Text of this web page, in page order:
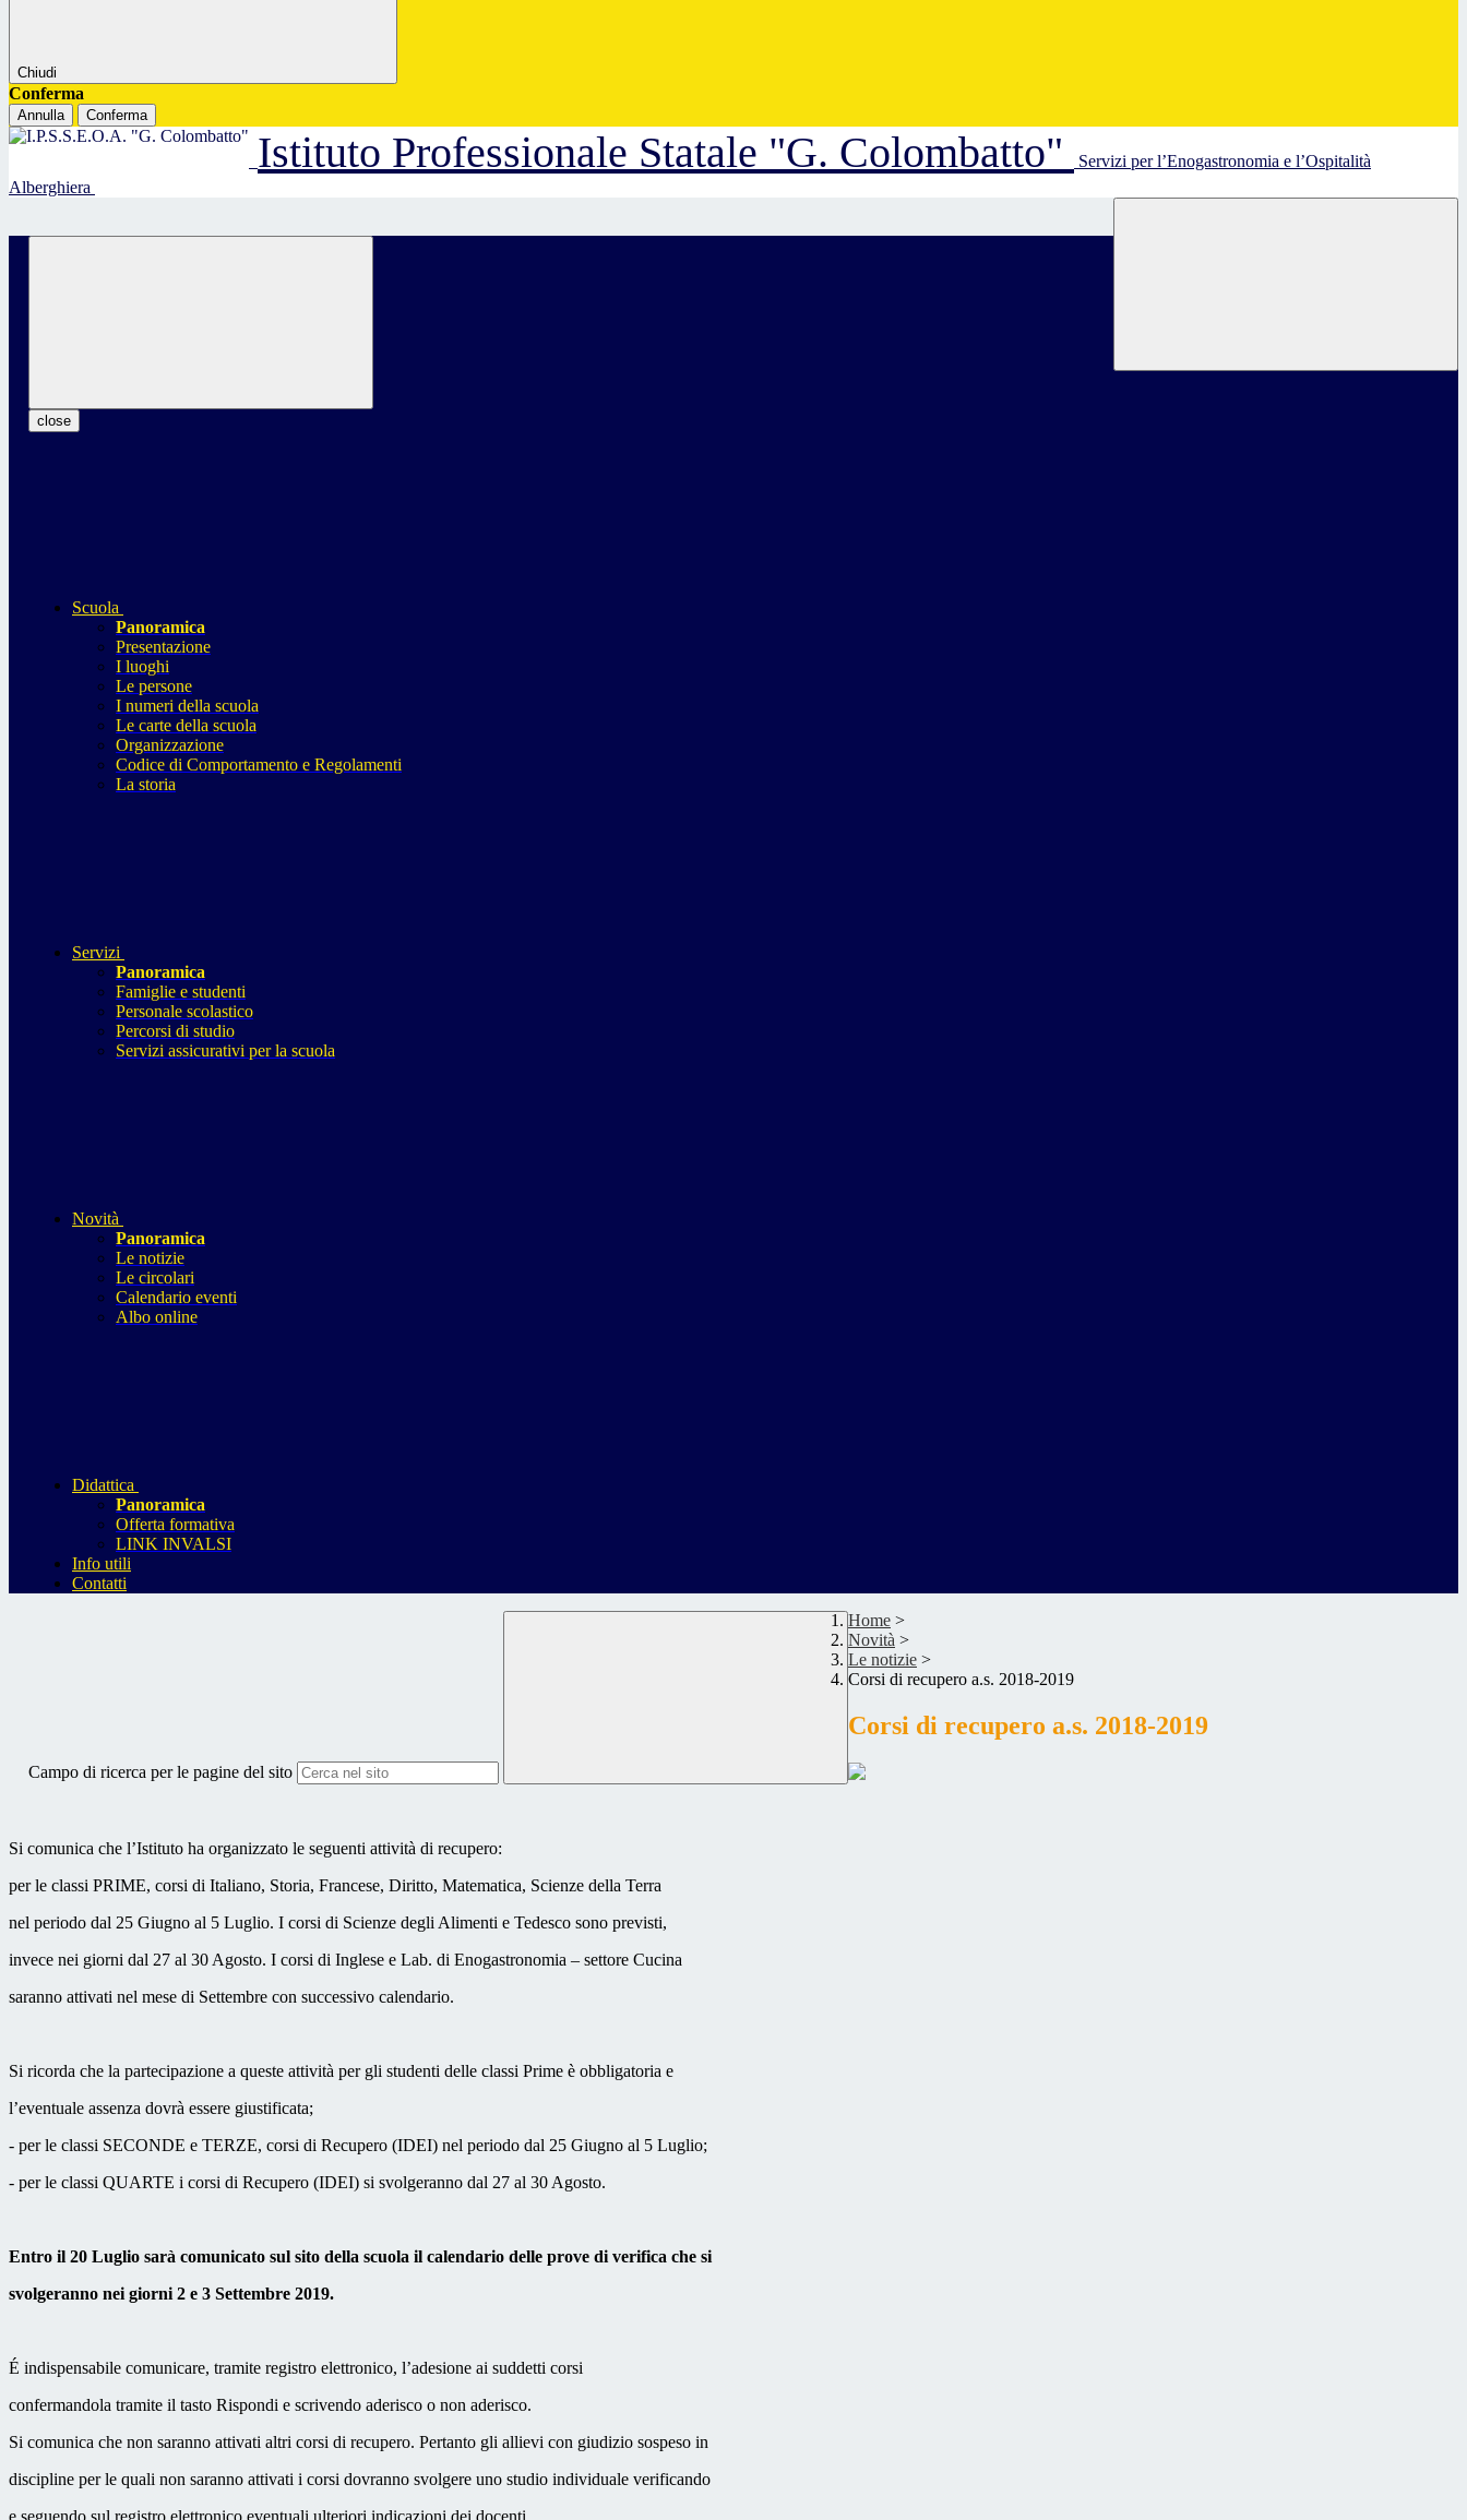
Chiudi
Conferma
Annulla Conferma
Istituto Professionale Statale "G. Colombatto"
Servizi per l’Enogastronomia e l’Ospitalità
Alberghiera
close
Scuola
Panoramica
Presentazione
I luoghi
Le persone
I numeri della scuola
Le carte della scuola
Organizzazione
Codice di Comportamento e Regolamenti
La storia
Servizi
Panoramica
Famiglie e studenti
Personale scolastico
Percorsi di studio
Servizi assicurativi per la scuola
Novità
Panoramica
Le notizie
Le circolari
Calendario eventi
Albo online
Didattica
Panoramica
Offerta formativa
LINK INVALSI
Info utili
Contatti
Campo di ricerca per le pagine del sito
Home >
Novità >
Le notizie >
Corsi di recupero a.s. 2018-2019
Corsi di recupero a.s. 2018-2019
Si comunica che l’Istituto ha organizzato le seguenti attività di recupero:
per le classi PRIME, corsi di Italiano, Storia, Francese, Diritto, Matematica, Scienze della Terra
nel periodo dal 25 Giugno al 5 Luglio. I corsi di Scienze degli Alimenti e Tedesco sono previsti,
invece nei giorni dal 27 al 30 Agosto. I corsi di Inglese e Lab. di Enogastronomia – settore Cucina
saranno attivati nel mese di Settembre con successivo calendario.
Si ricorda che la partecipazione a queste attività per gli studenti delle classi Prime è obbligatoria e
l’eventuale assenza dovrà essere giustificata;
- per le classi SECONDE e TERZE, corsi di Recupero (IDEI) nel periodo dal 25 Giugno al 5 Luglio;
- per le classi QUARTE i corsi di Recupero (IDEI) si svolgeranno dal 27 al 30 Agosto.
Entro il 20 Luglio sarà comunicato sul sito della scuola il calendario delle prove di verifica che si
svolgeranno nei giorni 2 e 3 Settembre 2019.
É indispensabile comunicare, tramite registro elettronico, l’adesione ai suddetti corsi
confermandola tramite il tasto Rispondi e scrivendo aderisco o non aderisco.
Si comunica che non saranno attivati altri corsi di recupero. Pertanto gli allievi con giudizio sospeso in
discipline per le quali non saranno attivati i corsi dovranno svolgere uno studio individuale verificando